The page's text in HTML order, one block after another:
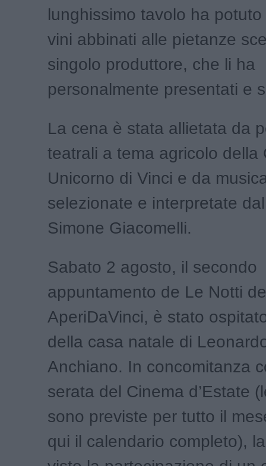
lunghissimo tavolo ha
vini abbinati alle pietanze
singolo produttore, che li ha
personalmente presentati e
La cena è stata allietata da
teatrali a tema agricolo della
Unicorno di Vinci e da
selezionate e interpretate
Simone Giacomelli.
Sabato 2 agosto, il secondo
appuntamento de Le Notti
AperiDaVinci, è stato
della casa natale di
Anchiano. In concomitanza
serata del Cinema d’Estate
sono previste per tutto il
qui il calendario completo),